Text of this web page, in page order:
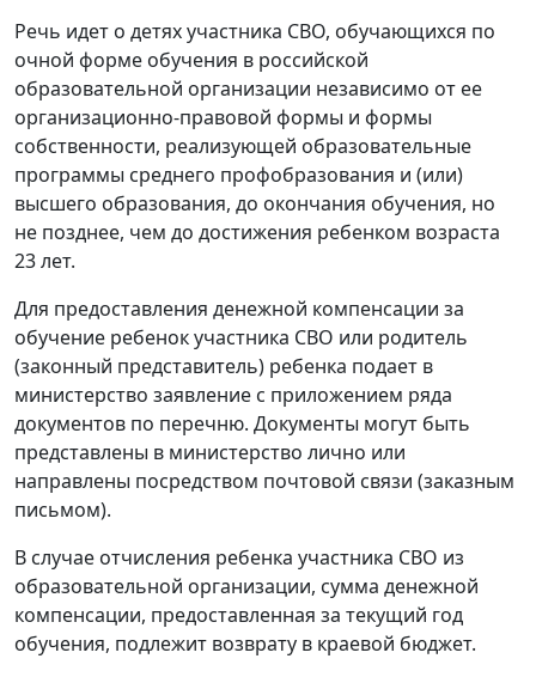
Речь идет о детях участника СВО, обучающихся по
очной форме обучения в российской
образовательной организации независимо от ее
организационно-правовой формы и формы
собственности, реализующей образовательные
программы среднего профобразования и (или)
высшего образования, до окончания обучения, но
не позднее, чем до достижения ребенком возраста
23 лет.
Для предоставления денежной компенсации за
обучение ребенок участника СВО или родитель
(законный представитель) ребенка подает в
министерство заявление с приложением ряда
документов по перечню. Документы могут быть
представлены в министерство лично или
направлены посредством почтовой связи (заказным
письмом).
В случае отчисления ребенка участника СВО из
образовательной организации, сумма денежной
компенсации, предоставленная за текущий год
обучения, подлежит возврату в краевой бюджет.